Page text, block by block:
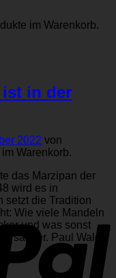
im Warenkorb.
Warenkorb.
in der
2022 von
das Marzipan der
wird es in
setzt die Tradition
Wie viele Mandeln
und was sonst
sagt er. Paul Wald